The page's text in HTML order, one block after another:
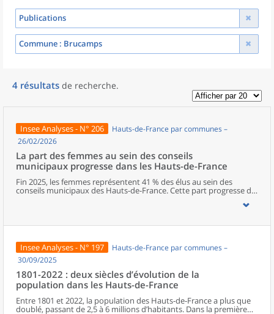
Publications
Commune : Brucamps
4 résultats de recherche.
Insee Analyses - N° 206
Hauts-de-France par communes –
26/02/2026
La part des femmes au sein des conseils
municipaux progresse dans les Hauts-de-France
Fin 2025, les femmes représentent 41 % des élus au sein des
conseils municipaux des Hauts-de-France. Cette part progresse de
deux points entre les deux dernières élections municipales, mais
représentation féminine diminue cependant à mesure que les
sur cinq occupé par une femme. Les élues municipales de la région
sont plus jeunes que leurs homologues masculins. En parallèle de
leurs fonctions politiques, elles occupent davantage que ces
et moins souvent des emplois de cadre ou des professions
intellectuelles supérieures.
Insee Analyses - N° 197
Hauts-de-France par communes –
30/09/2025
1801-2022 : deux siècles d’évolution de la
population dans les Hauts-de-France
Entre 1801 et 2022, la population des Hauts-de-France a plus que
doublé, passant de 2,5 à 6 millions d’habitants. Dans la première